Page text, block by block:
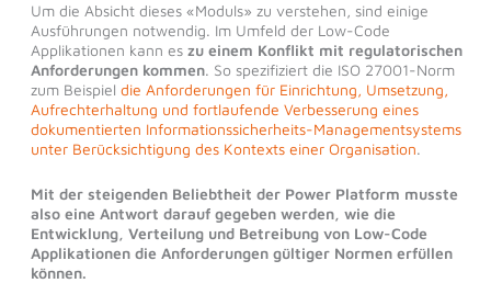
Um die Absicht dieses «Moduls» zu verstehen, sind einige
Ausführungen notwendig. Im Umfeld der Low-Code
Applikationen kann es zu einem Konflikt mit regulatorischen
Anforderungen kommen. So spezifiziert die ISO 27001-Norm
zum Beispiel die Anforderungen für Einrichtung, Umsetzung,
Aufrechterhaltung und fortlaufende Verbesserung eines
dokumentierten Informationssicherheits-Managementsystems
unter Berücksichtigung des Kontexts einer Organisation.
Mit der steigenden Beliebtheit der Power Platform musste
also eine Antwort darauf gegeben werden, wie die
Entwicklung, Verteilung und Betreibung von Low-Code
Applikationen die Anforderungen gültiger Normen erfüllen
können.